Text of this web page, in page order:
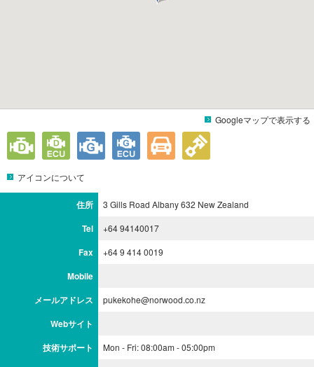
Googleマップで表示する
アイコンについて
住所 3 Gills Road Albany 632 New Zealand
Tel +64 94140017
Fax +64 9 414 0019
Mobile
メールアドレス
pukekohe@norwood.co.nz
Webサイト
技術サポート
Mon - Fri: 08:00am - 05:00pm